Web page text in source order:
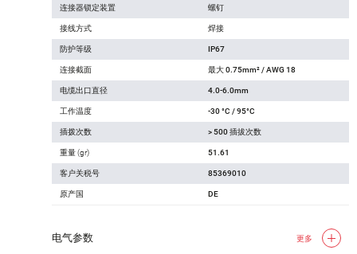
连接器锁定装置 螺钉
接线方式 焊接
防护等级 IP67
连接截面 最大 0.75mm² / AWG 18
电缆出口直径 4.0-6.0mm
工作温度 -30 °C / 95°C
插拨次数 > 500 插拔次数
重量 (gr) 51.61
客户关税号 85369010
原产国 DE
电气参数 更多